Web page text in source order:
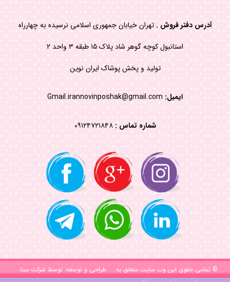
آدرس دفتر فروش . تهران خیابان جمهوری اسلامی نرسیده به چهارراه
استانبول کوچه گوهر شاد پلاک ۱۵ طبقه ۳ واحد ۲
تولید و پخش پوشاک ایران نوین
ایمیل:Gmail.irannovinposhak@gmail.com
شماره تماس :۰۹۱۲۴۷۲۱۸۴۸
© تمامی حقوق این وب سایت متعلق به
طراحی و توسعه: توسط شرکت مبنا